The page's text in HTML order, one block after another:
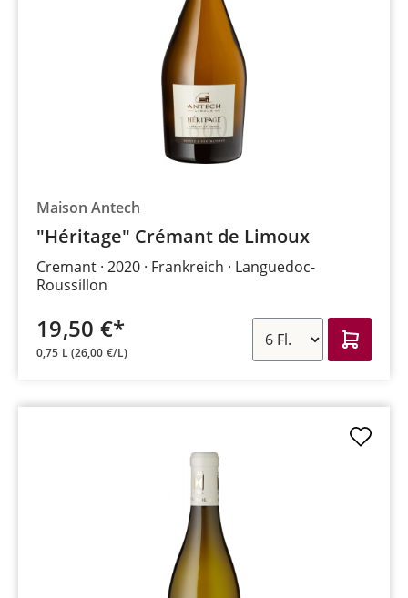
Maison Antech
"Héritage" Crémant de Limoux
Cremant 2020 Frankreich
Languedoc-
Roussillon
19,50 €*
0,75 L(26,00 €/L)